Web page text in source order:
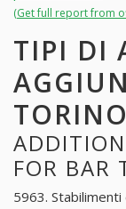
(Get full report from
TIPI DI
TORINO
FOR BAR
5963.